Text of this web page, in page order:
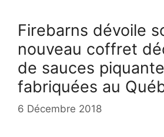
Firebarns dévoile
nouveau coffret
de sauces
fabriquées au
6 Décembre 2018